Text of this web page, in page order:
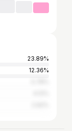
23.89%
12.36%